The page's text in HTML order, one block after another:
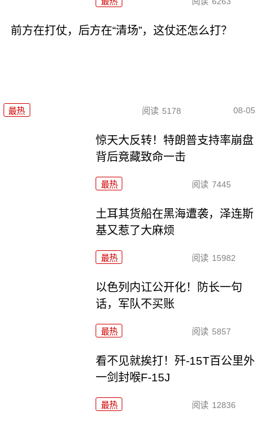
前方在打仗，后方在“清场”，这仗还怎么打？
最热 阅读 5178 08-05
惊天大反转！特朗普支持率崩盘
背后竟藏致命一击
最热 阅读 7445
土耳其货船在黑海遭袭，泽连斯
基又惹了大麻烦
最热 阅读 15982
以色列内讧公开化！防长一句
话，军队不买账
最热 阅读 5857
看不见就挨打！歼-15T百公里外
一剑封喉F-15J
最热 阅读 12836